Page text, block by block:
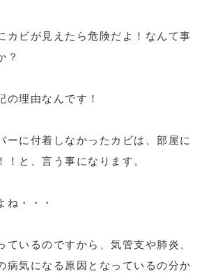
カビが見えたら危険だよ！なんて事
？
の理由なんです！
ーに付着しなかったカビは、部屋に
！と、言う事になります。
ね・・・
ているのですから、気管支や肺炎、
病気になる原因となっているの分か